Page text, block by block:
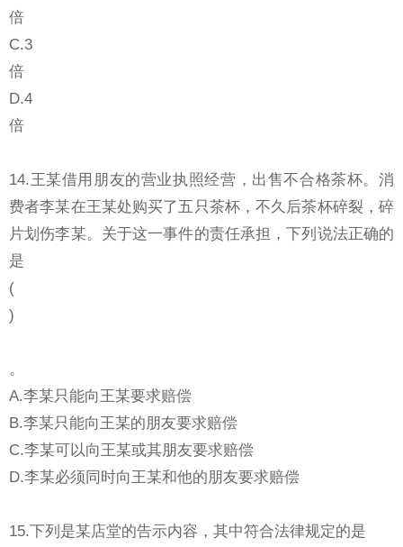
倍
C.3
倍
D.4
倍
14.王某借用朋友的营业执照经营，出售不合格茶杯。消
费者李某在王某处购买了五只茶杯，不久后茶杯碎裂，碎
片划伤李某。关于这一事件的责任承担，下列说法正确的
是
(
)
。
A.李某只能向王某要求赔偿
B.李某只能向王某的朋友要求赔偿
C.李某可以向王某或其朋友要求赔偿
D.李某必须同时向王某和他的朋友要求赔偿
15.下列是某店堂的告示内容，其中符合法律规定的是